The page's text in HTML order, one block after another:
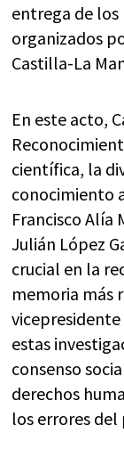
entrega de los
organizados
Castilla-La
En este acto,
científica, la
conocimiento
Francisco Alía
Julián López
crucial en la
memoria más
estas
consenso
derechos
los errores del